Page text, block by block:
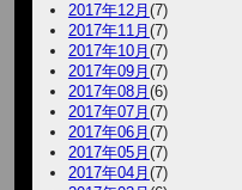
2017年12月(7)
2017年11月(7)
2017年10月(7)
2017年09月(7)
2017年08月(6)
2017年07月(7)
2017年06月(7)
2017年05月(7)
2017年04月(7)